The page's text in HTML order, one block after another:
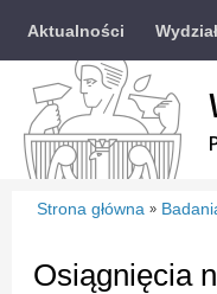
Aktualności Wydział
Strona główna »
Osiągnięcia